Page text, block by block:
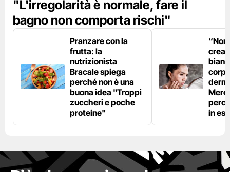
"L'irregolarità è normale, fare il
bagno non comporta rischi"
Pranzare con la
frutta: la
nutrizionista
Bracale spiega
perché non è una
buona idea "Troppi
zuccheri e poche
proteine"
“Non
in